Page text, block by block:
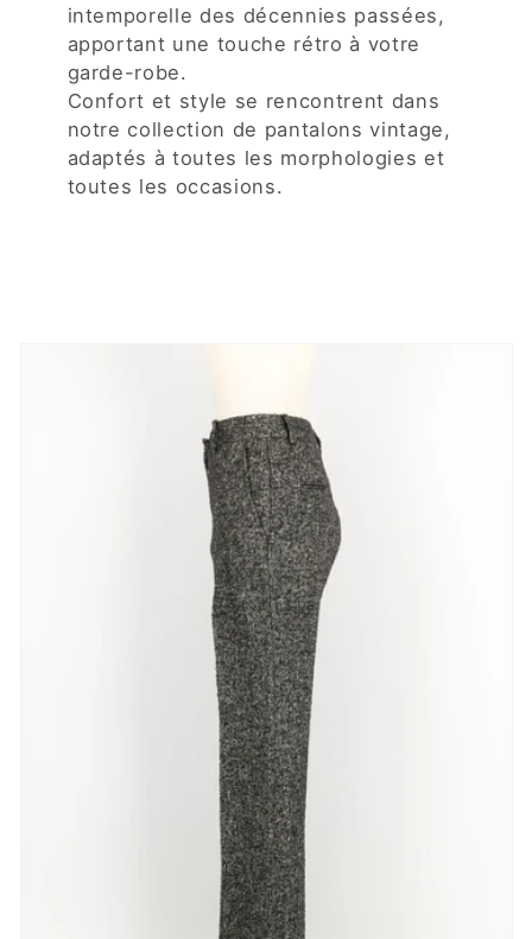
intemporelle des décennies passées,
apportant une touche rétro à votre
garde-robe.
Confort et style se rencontrent dans
notre collection de pantalons vintage,
adaptés à toutes les morphologies et
toutes les occasions.